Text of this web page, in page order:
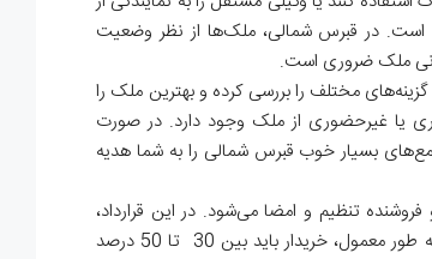
است. در قبرس شمالی، ملک‌ها از نظر وضعیت
ملک ضروری است.
مختلف را بررسی کرده و بهترین ملک را
یا غیرحضوری از ملک وجود دارد. در صورت
بسیار خوب قبرس شمالی را به شما هدیه
تنظیم و امضا می‌شود. در این قرارداد،
شرایط پرداخت، جزئیات ملک و تاریخ تحویل ملک مشخص می‌شود. به طور معمول، خریدار باید بین 30 تا 50 درصد